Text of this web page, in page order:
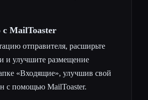
с MailToaster
отправителя, расширьте
и улучшите размещение
«Входящие», улучшив свой
с помощью MailToaster.